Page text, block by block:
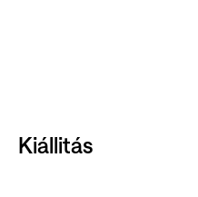
Kiállitás